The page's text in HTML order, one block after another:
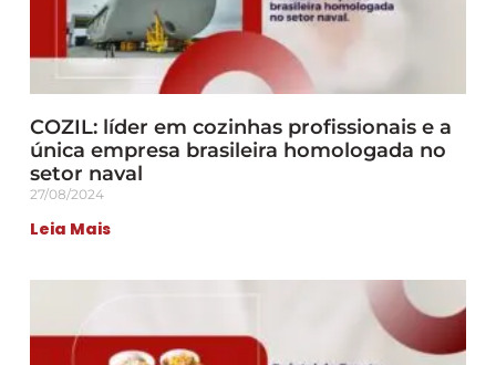
COZIL: líder em cozinhas profissionais e a
única empresa brasileira homologada no
setor naval
27/08/2024
Leia Mais